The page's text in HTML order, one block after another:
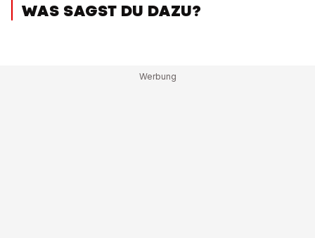
WAS SAGST DU DAZU?